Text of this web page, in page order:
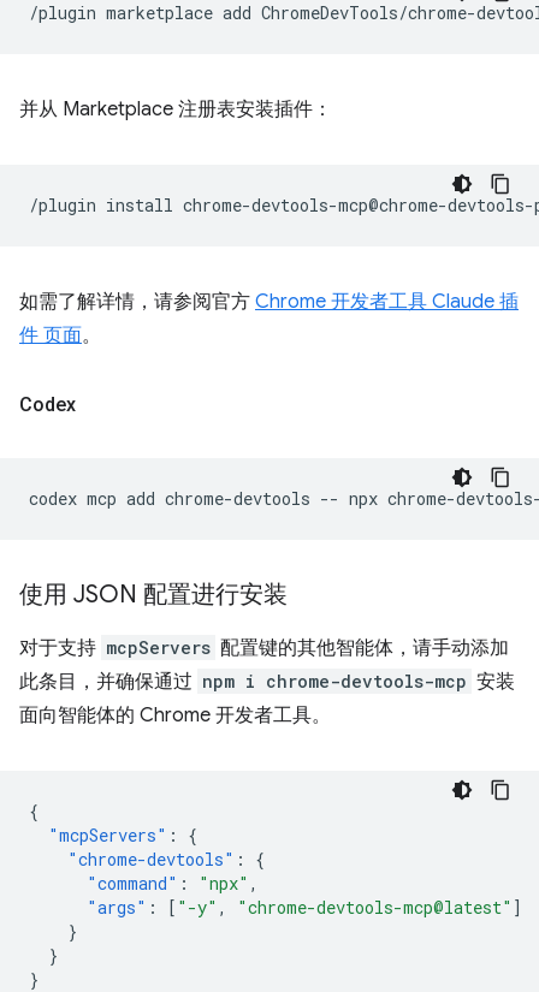
/plugin marketplace add
并从 Marketplace 注册表安装插件：
/plugin install
如需了解详情，请参阅官方 Chrome 开发者工具 Claude 插
件 页面。
Codex
codex mcp add chrome-devtools -- npx
使用 JSON 配置进行安装
对于支持 mcpServers 配置键的其他智能体，请手动添加
此条目，并确保通过 npm i chrome-devtools-mcp 安装
面向智能体的 Chrome 开发者工具。
{
"mcpServers" :
{
"chrome-devtools" :
{
"command" : "npx" ,
"args" : [ "-y" , "chrome-devtools-mcp@latest" ]
}
}
}